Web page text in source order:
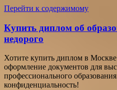
Перейти к содержимому
Купить диплом об
недорого
Хотите купить диплом в
оформление документов для
профессионального
конфиденциальность!